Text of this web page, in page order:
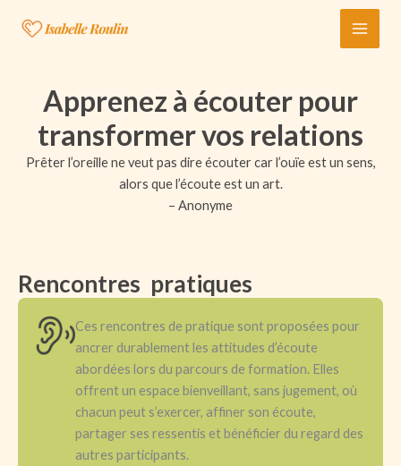
Apprenez à écouter pour
transformer vos relations
Prêter l’oreille ne veut pas dire écouter car l’ouïe est un sens,
alors que l’écoute est un art.
– Anonyme
Rencontres pratiques
Ces rencontres de pratique sont proposées pour
ancrer durablement les attitudes d’écoute
abordées lors du parcours de formation. Elles
offrent un espace bienveillant, sans jugement, où
chacun peut s’exercer, affiner son écoute,
partager ses ressentis et bénéficier du regard des
autres participants.